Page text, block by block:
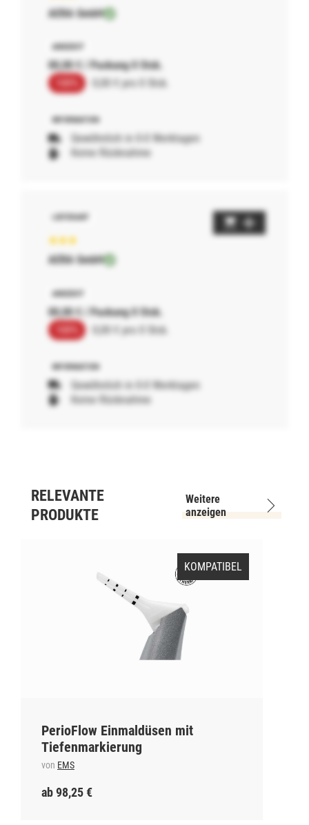
AERA GmbH
00,00 € / Packung 0 Stck.
0,00 € pro 0 Stck.
Gewöhnlich in 0-0 Werktagen
Keine Rücknahme
AERA GmbH
00,00 € / Packung 0 Stck.
0,00 € pro 0 Stck.
Gewöhnlich in 0-0 Werktagen
Keine Rücknahme
RELEVANTE
PRODUKTE
Weitere
anzeigen
KOMPATIBEL
PerioFlow Einmaldüsen mit
Tiefenmarkierung
von EMS
ab 98,25 €